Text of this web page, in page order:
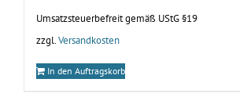
Umsatzsteuerbefreit gemäß UStG §19
zzgl. Versandkosten
In den Auftragskorb